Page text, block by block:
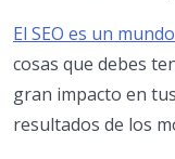
El SEO es un
cosas que debes
gran impacto en
resultados de los